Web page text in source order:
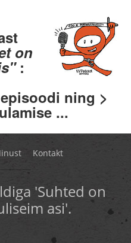
on
:
ning >
...
Kontakt
'Suhted on
asi'.